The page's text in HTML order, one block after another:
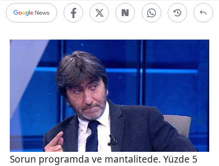
Sorun programda ve mantalitede. Yüzde 5